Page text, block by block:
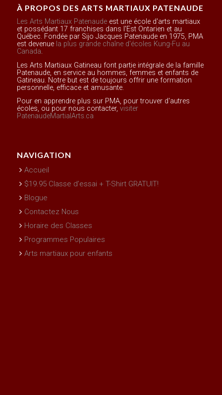
À PROPOS DES ARTS MARTIAUX PATENAUDE
Les Arts Martiaux Patenaudeest une école d'arts martiaux
et possédant 17 franchises dans l'Est Ontarien et au
Québec. Fondée par Sijo Jacques Patenaude en 1975, PMA
est devenue la plus grande chaîne d'écoles Kung-Fu au
Canada.
Les Arts Martiaux Gatineau font partie intégrale de la famille
Patenaude, en service au hommes, femmes et enfants de
Gatineau. Notre but est de toujours offrir une formation
personnelle, efficace et amusante.
Pour en apprendre plus sur PMA, pour trouver d'autres
écoles, ou pour nous contacter, visiter
PatenaudeMartialArts.ca
NAVIGATION
Accueil
$19.95 Classe d’essai + T-Shirt GRATUIT!
Blogue
Contactez Nous
Horaire des Classes
Programmes Populaires
Arts martiaux pour enfants